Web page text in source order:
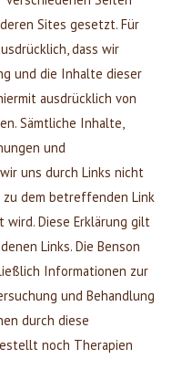
Sites gesetzt. Für
dass wir
und die Inhalte dieser
ausdrücklich von
Sämtliche Inhalte,
und
uns durch Links nicht
dem betreffenden Link
Diese Erklärung gilt
Links. Die Benson
Informationen zur
und Behandlung
durch diese
noch Therapien